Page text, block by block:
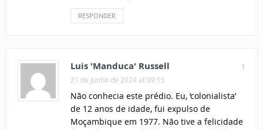
RESPONDER
1
Luis 'Manduca' Russell
21 de Junho de 2024 at 09:15
Não conhecia este prédio. Eu, ‘colonialista’
de 12 anos de idade, fui expulso de
Moçambique em 1977. Não tive a felicidade